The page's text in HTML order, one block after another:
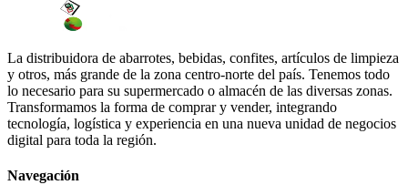
La distribuidora de abarrotes, bebidas, confites, artículos de limpieza
y otros, más grande de la zona centro-norte del país. Tenemos todo
lo necesario para su supermercado o almacén de las diversas zonas.
Transformamos la forma de comprar y vender, integrando
tecnología, logística y experiencia en una nueva unidad de negocios
digital para toda la región.
Navegación